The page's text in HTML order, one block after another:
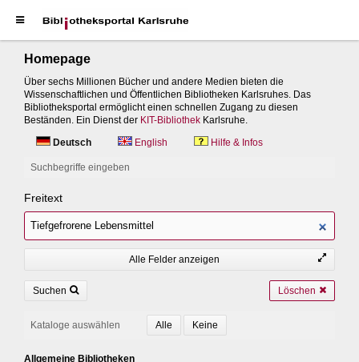
Homepage
Über sechs Millionen Bücher und andere Medien bieten die
Wissenschaftlichen und Öffentlichen Bibliotheken Karlsruhes. Das
Bibliotheksportal ermöglicht einen schnellen Zugang zu diesen
Beständen. Ein Dienst der KIT-Bibliothek Karlsruhe.
Deutsch
English Hilfe & Infos
Suchbegriffe eingeben
Freitext
Alle Felder anzeigen
Suchen Löschen
Kataloge auswählen
Allgemeine Bibliotheken